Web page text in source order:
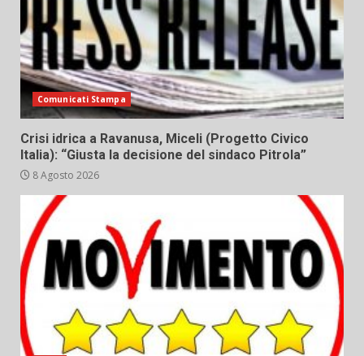
Comunicati Stampa
Crisi idrica a Ravanusa, Miceli (Progetto Civico
Italia): “Giusta la decisione del sindaco Pitrola”
8 Agosto 2026